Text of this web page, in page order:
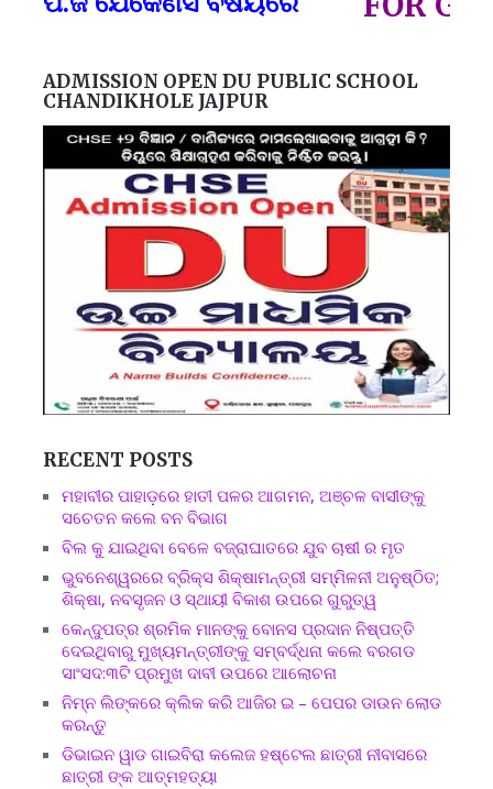
ADMISSION OPEN DU PUBLIC SCHOOL
CHANDIKHOLE JAJPUR
RECENT POSTS
ମହାବୀର ପାହାଡ଼ରେ ହାତୀ ପଳର ଆଗମନ, ଅଞ୍ଚଳ ବାସୀଙ୍କୁ
ସଚେତନ କଲେ ବନ ବିଭାଗ
ବିଲ କୁ ଯାଇଥିବା ବେଳେ ବଜ୍ରାଘାତରେ ଯୁବ ଚାଷୀ ର ମୃତ
ଭୁବନେଶ୍ୱରରେ ବ୍ରିକ୍ସ ଶିକ୍ଷାମନ୍ତ୍ରୀ ସମ୍ମିଳନୀ ଅନୁଷ୍ଠିତ;
ଶିକ୍ଷା, ନବସୃଜନ ଓ ସ୍ଥାୟୀ ବିକାଶ ଉପରେ ଗୁରୁତ୍ୱ
କେନ୍ଦୁପତ୍ର ଶ୍ରମିକ ମାନଙ୍କୁ ବୋନସ ପ୍ରଦାନ ନିଷ୍ପତ୍ତି
ଦେଇଥିବାରୁ ମୁଖ୍ୟମନ୍ତ୍ରୀଙ୍କୁ ସମ୍ବର୍ଦ୍ଧନା କଲେ ବରଗଡ
ସାଂସଦ:୩ଟି ପ୍ରମୁଖ ଦାବୀ ଉପରେ ଆଲୋଚନା
ନିମ୍ନ ଲିଙ୍କରେ କ୍ଲିକ କରି ଆଜିର ଇ – ପେପର ଡାଉନ ଲୋଡ
କରନ୍ତୁ
ଡିଭାଇନ ୱାଡ ଗାଇବିରା କଲେଜ ହଷ୍ଟେଲ ଛାତ୍ରୀ ନୀବାସରେ
ଛାତ୍ରୀ ଙ୍କ ଆତ୍ମହତ୍ୟା